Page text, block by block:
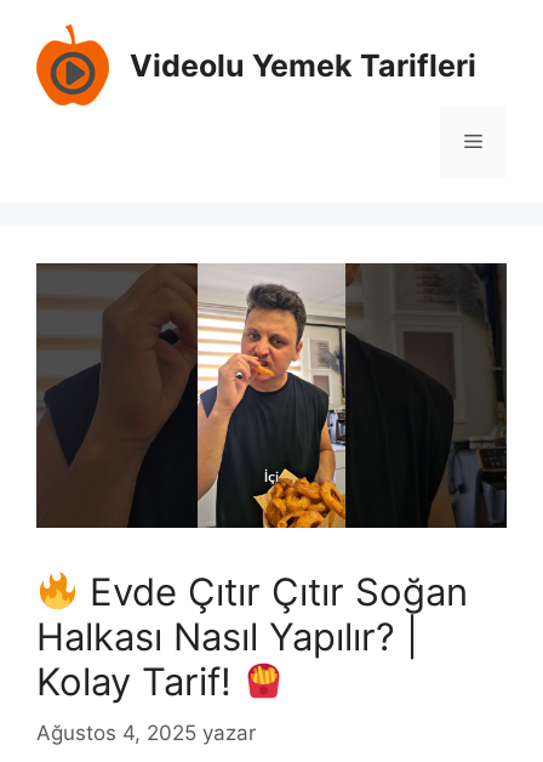
Videolu Yemek Tarifleri
Menü
Evde Çıtır Çıtır Soğan
Halkası Nasıl Yapılır? |
Kolay Tarif!
Ağustos 4, 2025 yazar